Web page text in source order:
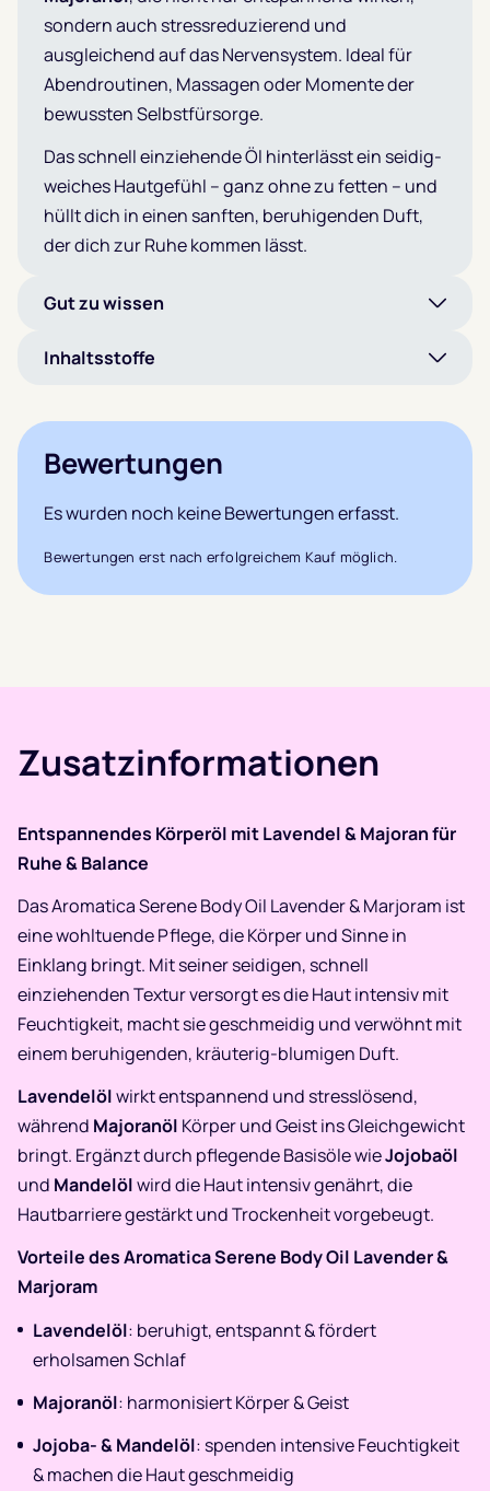
sondern auch stressreduzierend und
ausgleichend auf das Nervensystem. Ideal für
Abendroutinen, Massagen oder Momente der
bewussten Selbstfürsorge.
Das schnell einziehende Öl hinterlässt ein seidig-
weiches Hautgefühl – ganz ohne zu fetten – und
hüllt dich in einen sanften, beruhigenden Duft,
der dich zur Ruhe kommen lässt.
Gut zu wissen
Inhaltsstoffe
Bewertungen
Es wurden noch keine Bewertungen erfasst.
Bewertungen erst nach erfolgreichem Kauf möglich.
Zusatzinformationen
Entspannendes Körperöl mit Lavendel & Majoran für
Ruhe & Balance
Das Aromatica Serene Body Oil Lavender & Marjoram ist
eine wohltuende Pflege, die Körper und Sinne in
Einklang bringt. Mit seiner seidigen, schnell
einziehenden Textur versorgt es die Haut intensiv mit
Feuchtigkeit, macht sie geschmeidig und verwöhnt mit
einem beruhigenden, kräuterig-blumigen Duft.
Lavendelölwirkt entspannend und stresslösend,
während Majoranöl Körper und Geist ins Gleichgewicht
bringt. Ergänzt durch pflegende Basisöle wieJojobaöl
und Mandelölwird die Haut intensiv genährt, die
Hautbarriere gestärkt und Trockenheit vorgebeugt.
Vorteile des Aromatica Serene Body Oil Lavender &
Marjoram
Lavendelöl: beruhigt, entspannt & fördert
erholsamen Schlaf
Majoranöl: harmonisiert Körper & Geist
Jojoba- & Mandelöl: spenden intensive Feuchtigkeit
& machen die Haut geschmeidig